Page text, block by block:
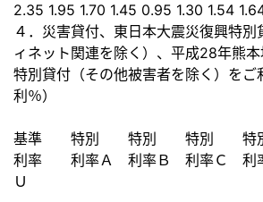
2.35 1.95 1.70 1.45 0.95 1.30 1.54
４．災害貸付、東日本大震災復興特別
ィネット関連を除く）、平成28年熊
特別貸付（その他被害者を除く）をご
利％）
基準 特別 特別 特別 特
利率 利率Ａ 利率Ｂ 利率Ｃ 利
Ｕ